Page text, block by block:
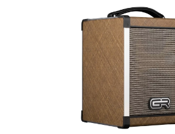
Klaviere & Piano
Synths & samplers
Kopfhörer